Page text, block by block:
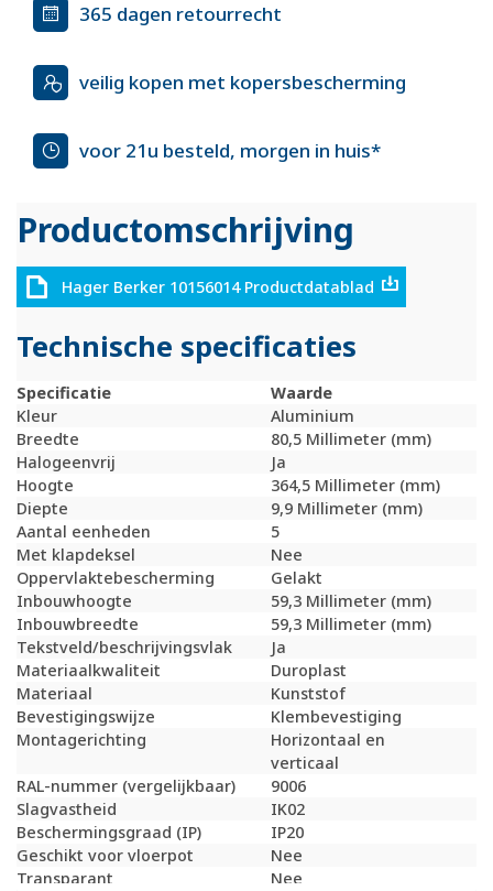
365 dagen retourrecht
veilig kopen met kopersbescherming
voor 21u besteld, morgen in huis*
Productomschrijving
Hager Berker 10156014 Productdatablad
Technische specificaties
Specificatie
Waarde
Kleur
Aluminium
Breedte
80,5 Millimeter (mm)
Halogeenvrij
Ja
Hoogte
364,5 Millimeter (mm)
Diepte
9,9 Millimeter (mm)
Aantal eenheden
5
Met klapdeksel
Nee
Oppervlaktebescherming
Gelakt
Inbouwhoogte
59,3 Millimeter (mm)
Inbouwbreedte
59,3 Millimeter (mm)
Tekstveld/beschrijvingsvlak
Ja
Materiaalkwaliteit
Duroplast
Materiaal
Kunststof
Bevestigingswijze
Klembevestiging
Montagerichting
Horizontaal en
verticaal
RAL-nummer (vergelijkbaar)
9006
Slagvastheid
IK02
Beschermingsgraad (IP)
IP20
Geschikt voor vloerpot
Nee
Transparant
Nee